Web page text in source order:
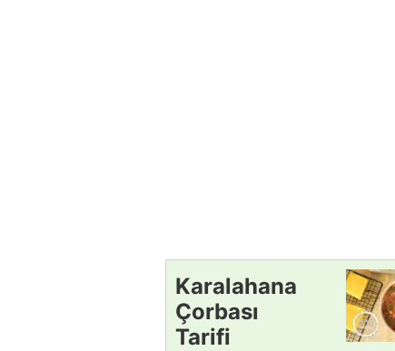
Karalahana
Çorbası
Tarifi